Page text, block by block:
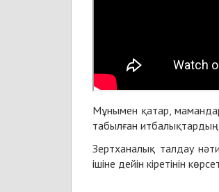
Мұнымен қатар,
табылған итбалықтардың
Зертханалық талдау
ішіне дейін кіретінін